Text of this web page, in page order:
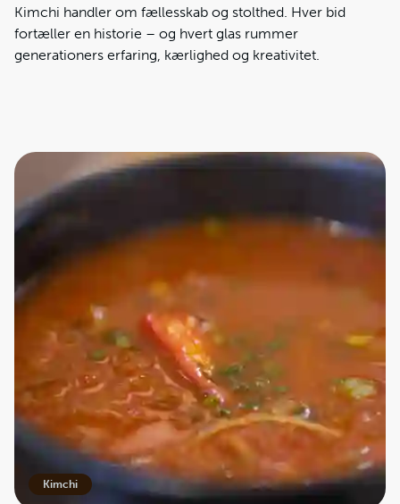
Kimchi handler om fællesskab og stolthed. Hver bid
fortæller en historie – og hvert glas rummer
generationers erfaring, kærlighed og kreativitet.
Kimchi